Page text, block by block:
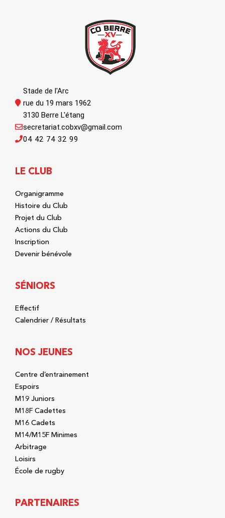
Stade de l'Arc
rue du 19 mars 1962
3130 Berre L'étang
04 42 74 32 99
secretariat.cobxv@gmail.com
LE CLUB
Organigramme
Histoire du Club
Projet du Club
Actions du Club
Inscription
Devenir bénévole
SÉNIORS
Effectif
Calendrier / Résultats
NOS JEUNES
Centre d’entrainement
Espoirs
M19 Juniors
M18F Cadettes
M16 Cadets
M14/M15F Minimes
Arbitrage
Loisirs
École de rugby
PARTENAIRES